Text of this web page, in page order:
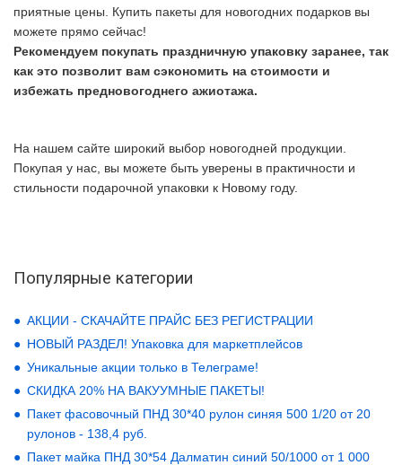
приятные цены. Купить пакеты для новогодних подарков вы
можете прямо сейчас!
Рекомендуем покупать праздничную упаковку заранее, так
как это позволит вам сэкономить на стоимости и
избежать предновогоднего ажиотажа.
На нашем сайте широкий выбор новогодней продукции.
Покупая у нас, вы можете быть уверены в практичности и
стильности подарочной упаковки к Новому году.
Популярные категории
АКЦИИ - СКАЧАЙТЕ ПРАЙС БЕЗ РЕГИСТРАЦИИ
НОВЫЙ РАЗДЕЛ! Упаковка для маркетплейсов
Уникальные акции только в Телеграме!
СКИДКА 20% НА ВАКУУМНЫЕ ПАКЕТЫ!
Пакет фасовочный ПНД 30*40 рулон синяя 500 1/20 от 20
рулонов - 138,4 руб.
Пакет майка ПНД 30*54 Далматин синий 50/1000 от 1 000